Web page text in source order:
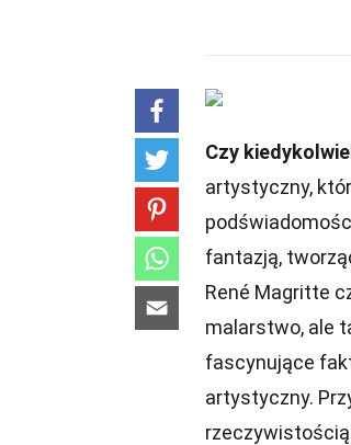
Czy
artystyczny,
fantazją,
René Magritte
malarstwo, ale
fascynujące
artystyczny.